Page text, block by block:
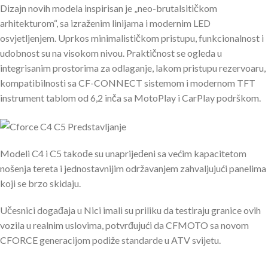
Dizajn novih modela inspirisan je „neo-brutalsitičkom
arhitekturom“, sa izraženim linijama i modernim LED
osvjetljenjem. Uprkos minimalističkom pristupu, funkcionalnost i
udobnost su na visokom nivou. Praktičnost se ogleda u
integrisanim prostorima za odlaganje, lakom pristupu rezervoaru,
kompatibilnosti sa CF-CONNECT sistemom i modernom TFT
instrument tablom od 6,2 inča sa MotoPlay i CarPlay podrškom.
Modeli C4 i C5 takođe su unaprijeđeni sa većim kapacitetom
nošenja tereta i jednostavnijim održavanjem zahvaljujući panelima
koji se brzo skidaju.
Učesnici događaja u Nici imali su priliku da testiraju granice ovih
vozila u realnim uslovima, potvrđujući da CFMOTO sa novom
CFORCE generacijom podiže standarde u ATV svijetu.